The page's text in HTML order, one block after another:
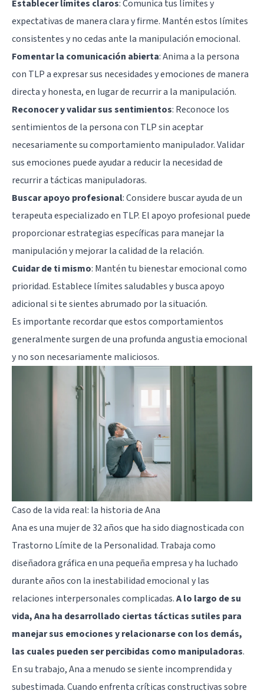
Establecer límites claros: Comunica tus límites y
expectativas de manera clara y firme. Mantén estos límites
consistentes y no cedas ante la manipulación emocional.
Fomentar la comunicación abierta: Anima a la persona
con TLP a expresar sus necesidades y emociones de manera
directa y honesta, en lugar de recurrir a la manipulación.
Reconocer y validar sus sentimientos: Reconoce los
sentimientos de la persona con TLP sin aceptar
necesariamente su comportamiento manipulador. Validar
sus emociones puede ayudar a reducir la necesidad de
recurrir a tácticas manipuladoras.
Buscar apoyo profesional: Considere buscar ayuda de un
terapeuta especializado en TLP. El apoyo profesional puede
proporcionar estrategias específicas para manejar la
manipulación y mejorar la calidad de la relación.
Cuidar de ti mismo: Mantén tu bienestar emocional como
prioridad. Establece límites saludables y busca apoyo
adicional si te sientes abrumado por la situación.
Es importante recordar que estos comportamientos
generalmente surgen de una profunda angustia emocional
y no son necesariamente maliciosos.
Caso de la vida real: la historia de Ana
Ana es una mujer de 32 años que ha sido diagnosticada con
Trastorno Límite de la Personalidad. Trabaja como
diseñadora gráfica en una pequeña empresa y ha luchado
durante años con la inestabilidad emocional y las
relaciones interpersonales complicadas.A lo largo de su
vida, Ana ha desarrollado ciertas tácticas sutiles para
manejar sus emociones y relacionarse con los demás,
las cuales pueden ser percibidas como manipuladoras.
En su trabajo, Ana a menudo se siente incomprendida y
subestimada. Cuando enfrenta críticas constructivas sobre